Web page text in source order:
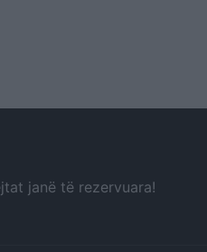
janë të rezervuara!